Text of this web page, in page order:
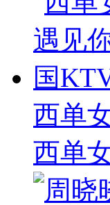
西单
西单